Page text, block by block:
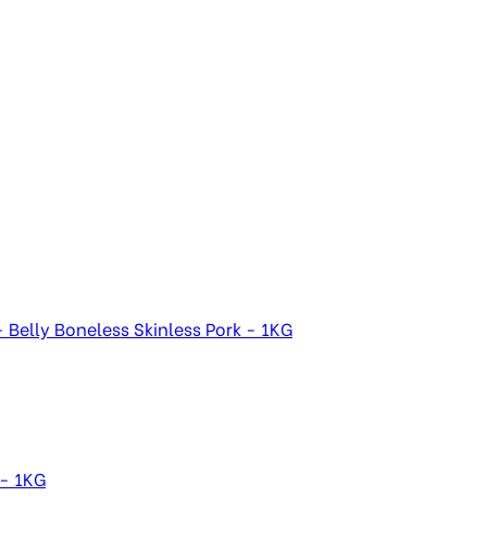
Boneless Skinless Pork - 1KG
1KG